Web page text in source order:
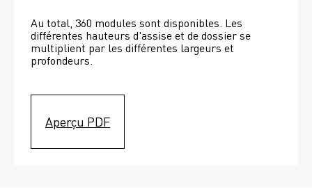
Au total, 360 modules sont disponibles. Les
différentes hauteurs d'assise et de dossier se
multiplient par les différentes largeurs et
profondeurs.
Aperçu PDF